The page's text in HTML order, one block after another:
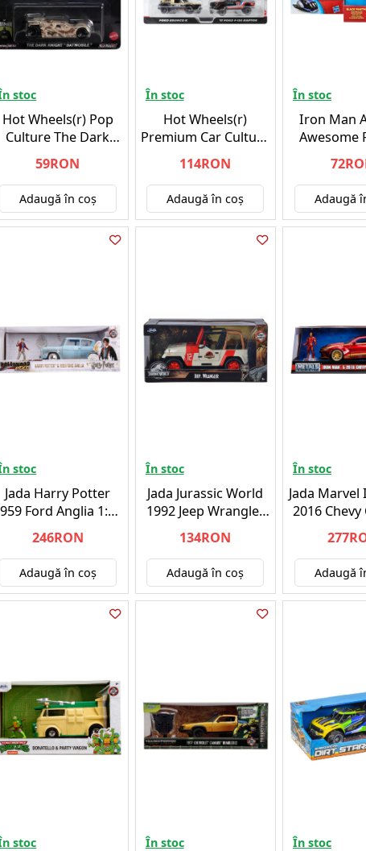
stoc
Hot Wheels(r) Pop
Culture The Dark
Knight Trilogy
Batmobile Vehicle
(HXD97)
59RON
Adaugă în coş
În stoc
Hot Wheels(r)
Premium Car Culture
2-Pack (HRR77)
114RON
Adaugă în coş
În stoc
Iron Man
Awesome
Vehicles
Black
Adaugă
stoc
Jada Harry Potter
Ford Anglia 1:24
(253185002)
246RON
Adaugă în coş
În stoc
Jada Jurassic World
1992 Jeep Wrangler
1:24 (253253005)
134RON
Adaugă în coş
În stoc
Jada
2016
SS 1:24
Adaugă
stoc În stoc În stoc